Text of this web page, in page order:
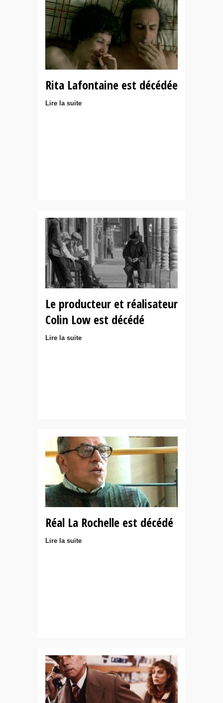
Rita Lafontaine est décédée
Lire la suite
Le producteur et réalisateur
Colin Low est décédé
Lire la suite
Réal La Rochelle est décédé
Lire la suite